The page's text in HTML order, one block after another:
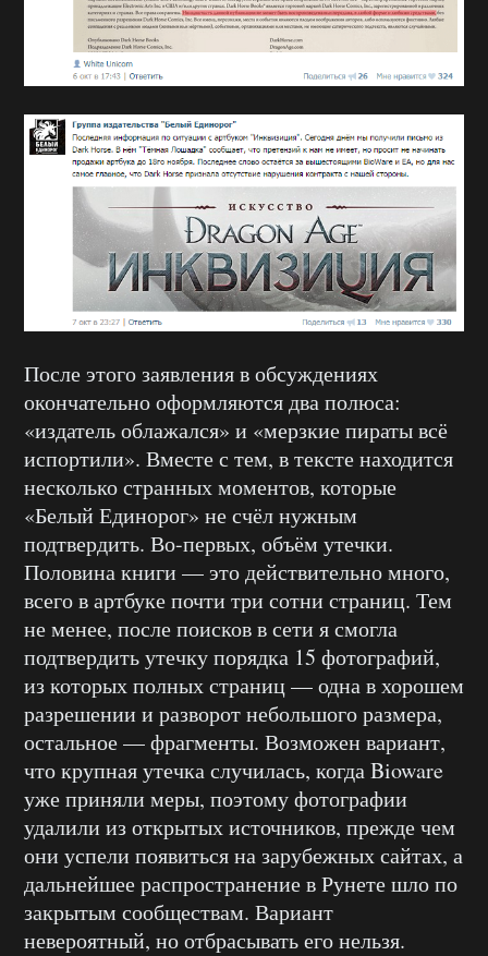
После этого заявления в обсуждениях
окончательно оформляются два полюса:
«издатель облажался» и «мерзкие пираты всё
испортили». Вместе с тем, в тексте находится
несколько странных моментов, которые
«Белый Единорог» не счёл нужным
подтвердить. Во-первых, объём утечки.
Половина книги — это действительно много,
всего в артбуке почти три сотни страниц. Тем
не менее, после поисков в сети я смогла
подтвердить утечку порядка 15 фотографий,
из которых полных страниц — одна в хорошем
разрешении и разворот небольшого размера,
остальное — фрагменты. Возможен вариант,
что крупная утечка случилась, когда Bioware
уже приняли меры, поэтому фотографии
удалили из открытых источников, прежде чем
они успели появиться на зарубежных сайтах, а
дальнейшее распространение в Рунете шло по
закрытым сообществам. Вариант
невероятный, но отбрасывать его нельзя.